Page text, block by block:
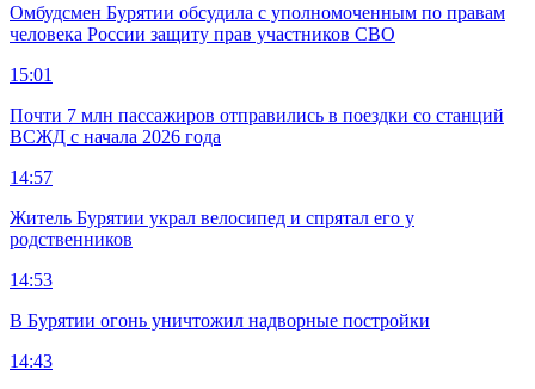
Омбудсмен Бурятии обсудила с уполномоченным по правам
человека России защиту прав участников СВО
15:01
Почти 7 млн пассажиров отправились в поездки со станций
ВСЖД с начала 2026 года
14:57
Житель Бурятии украл велосипед и спрятал его у
родственников
14:53
В Бурятии огонь уничтожил надворные постройки
14:43